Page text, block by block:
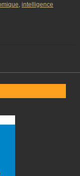
, intelligence